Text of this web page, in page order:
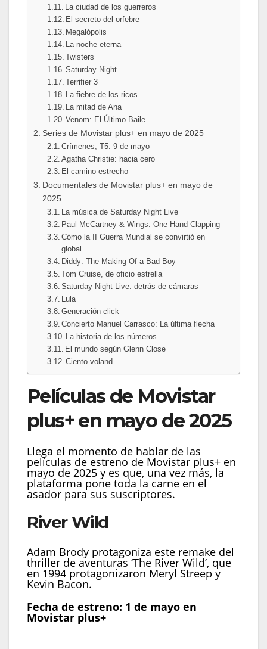
La ciudad de los guerreros
El secreto del orfebre
Megalópolis
La noche eterna
Twisters
Saturday Night
Terrifier 3
La fiebre de los ricos
La mitad de Ana
Venom: El Último Baile
Series de Movistar plus+ en mayo de 2025
Crímenes, T5: 9 de mayo
Agatha Christie: hacia cero
El camino estrecho
Documentales de Movistar plus+ en mayo de
2025
La música de Saturday Night Live
Paul McCartney & Wings: One Hand Clapping
Cómo la II Guerra Mundial se convirtió en
global
Diddy: The Making Of a Bad Boy
Tom Cruise, de oficio estrella
Saturday Night Live: detrás de cámaras
Lula
Generación click
Concierto Manuel Carrasco: La última flecha
La historia de los números
El mundo según Glenn Close
Ciento voland
Películas de Movistar
plus+ en mayo de 2025
Llega el momento de hablar de las
películas de estreno de Movistar plus+ en
mayo de 2025 y es que, una vez más, la
plataforma pone toda la carne en el
asador para sus suscriptores.
River Wild
Adam Brody protagoniza este remake del
thriller de aventuras ‘The River Wild’, que
en 1994 protagonizaron Meryl Streep y
Kevin Bacon.
Fecha de estreno: 1 de mayo en
Movistar plus+